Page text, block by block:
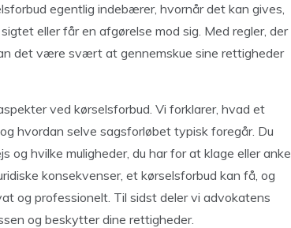
egentlig indebærer, hvornår det kan gives,
eller får en afgørelse mod sig. Med regler, der
det være svært at gennemskue sine rettigheder
ved kørselsforbud. Vi forklarer, hvad et
hvordan selve sagsforløbet typisk foregår. Du
og hvilke muligheder, du har for at klage eller anke
konsekvenser, et kørselsforbud kan få, og
og professionelt. Til sidst deler vi advokatens
og beskytter dine rettigheder.